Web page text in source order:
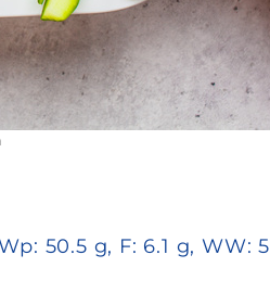
50.5 g, F: 6.1 g, WW: 5